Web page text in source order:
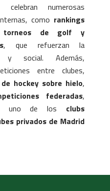
numerosas
como rankings
de golf y
, que refuerzan la
y social. Además,
entre clubes,
hockey sobre hielo,
federadas,
uno de los clubs
privados de Madrid